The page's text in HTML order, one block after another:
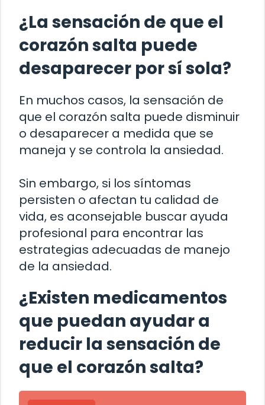
¿La sensación de que el
corazón salta puede
desaparecer por sí sola?
En muchos casos, la sensación de
que el corazón salta puede disminuir
o desaparecer a medida que se
maneja y se controla la ansiedad.
Sin embargo, si los síntomas
persisten o afectan tu calidad de
vida, es aconsejable buscar ayuda
profesional para encontrar las
estrategias adecuadas de manejo
de la ansiedad.
¿Existen medicamentos
que puedan ayudar a
reducir la sensación de
que el corazón salta?